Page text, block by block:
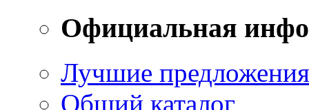
Официальная
Лучшие предложения
Общий каталог